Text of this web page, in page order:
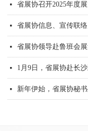
넷
넷
넷
넷
넷 新年伊始，省展协秘